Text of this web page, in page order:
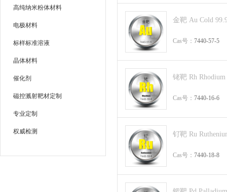
高纯纳米粉体材料
电极材料
标样标准溶液
晶体材料
催化剂
磁控溅射靶材定制
专业定制
权威检测
金靶 Au Cold
Cas号： 7440-57-5
铑靶 Rh Rhodium
Cas号： 7440-16-6
钌靶 Ru
Cas号： 7440-18-8